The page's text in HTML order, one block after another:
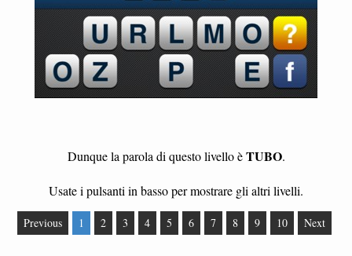
Dunque la parola di questo livello èTUBO.
Usate i pulsanti in basso per mostrare gli altri livelli.
Previous 1 2 3 4 5 6 7 8 9 10 Next